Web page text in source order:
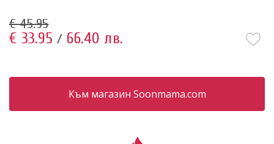
€ 45.95
€ 33.95 / 66.40 лв.
Към магазин Soonmama.com